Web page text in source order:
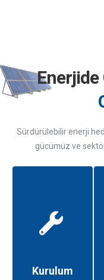
Sürdürülebilir enerji
gücümüz ve
Kurulum